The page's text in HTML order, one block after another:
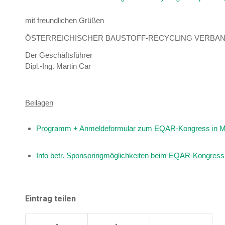
mit freundlichen Grüßen
ÖSTERREICHISCHER BAUSTOFF-RECYCLING
Der Geschäftsführer
Dipl.-Ing. Martin Car
Beilagen
Programm + Anmeldeformular zum EQAR-Kongress in
Info betr. Sponsoringmöglichkeiten beim EQAR-Kongress
Eintrag teilen